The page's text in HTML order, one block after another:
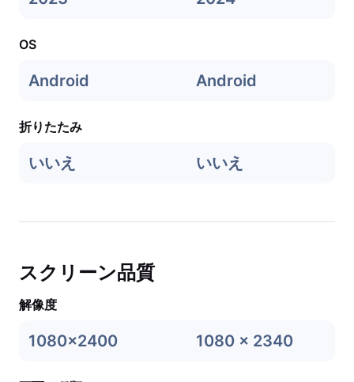
OS
Android Android
折りたたみ
いいえ いいえ
スクリーン品質
解像度
1080x2400 1080 x 2340